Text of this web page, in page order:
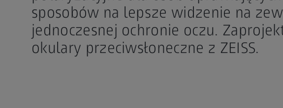
sposobów na lepsze widzenie na
jednoczesnej ochronie oczu.
okulary przeciwsłoneczne z ZEISS.